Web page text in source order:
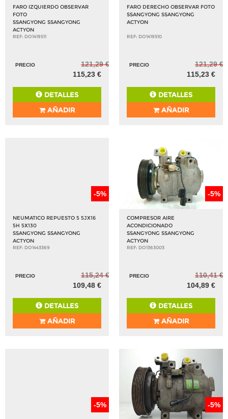
FARO IZQUIERDO OBSERVAR
FOTO
SSANGYONG SSANGYONG
ACTYON
REF: DO1419511
PRECIO
121,29 €
115,23 €
DETALLES
AÑADIR
FARO DERECHO OBSERVAR FOTO
SSANGYONG SSANGYONG
ACTYON
REF: DO1419510
PRECIO
121,29 €
115,23 €
DETALLES
AÑADIR
-5%
NEUMATICO REPUESTO 5 5JX16
5H 5X130
SSANGYONG SSANGYONG
ACTYON
REF: DO1443369
PRECIO
115,24 €
109,48 €
DETALLES
AÑADIR
-5%
COMPRESOR AIRE
ACONDICIONADO
SSANGYONG SSANGYONG
ACTYON
REF: DO1363003
PRECIO
110,41 €
104,89 €
DETALLES
AÑADIR
-5% -5%